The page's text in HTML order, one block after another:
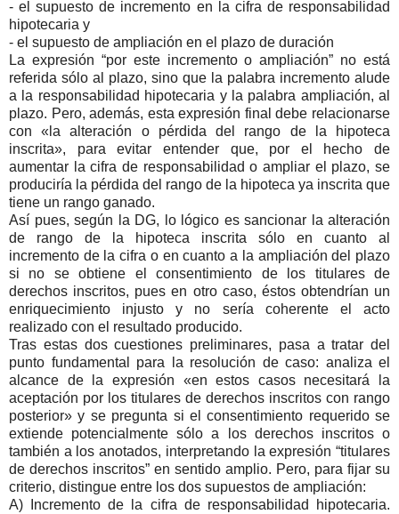
- el supuesto de incremento en la cifra de responsabilidad
hipotecaria y
- el supuesto de ampliación en el plazo de duración
La expresión “por este incremento o ampliación” no está
referida sólo al plazo, sino que la palabra incremento alude
a la responsabilidad hipotecaria y la palabra ampliación, al
plazo. Pero, además, esta expresión final debe relacionarse
con «la alteración o pérdida del rango de la hipoteca
inscrita», para evitar entender que, por el hecho de
aumentar la cifra de responsabilidad o ampliar el plazo, se
produciría la pérdida del rango de la hipoteca ya inscrita que
tiene un rango ganado.
Así pues, según la DG, lo lógico es sancionar la alteración
de rango de la hipoteca inscrita sólo en cuanto al
incremento de la cifra o en cuanto a la ampliación del plazo
si no se obtiene el consentimiento de los titulares de
derechos inscritos, pues en otro caso, éstos obtendrían un
enriquecimiento injusto y no sería coherente el acto
realizado con el resultado producido.
Tras estas dos cuestiones preliminares, pasa a tratar del
punto fundamental para la resolución de caso: analiza el
alcance de la expresión «en estos casos necesitará la
aceptación por los titulares de derechos inscritos con rango
posterior» y se pregunta si el consentimiento requerido se
extiende potencialmente sólo a los derechos inscritos o
también a los anotados, interpretando la expresión “titulares
de derechos inscritos” en sentido amplio. Pero, para fijar su
criterio, distingue entre los dos supuestos de ampliación:
A) Incremento de la cifra de responsabilidad hipotecaria.